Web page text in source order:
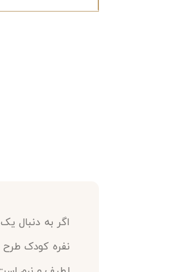
اگر به دنبال